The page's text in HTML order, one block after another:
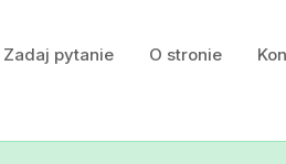
Zadaj pytanie O stronie